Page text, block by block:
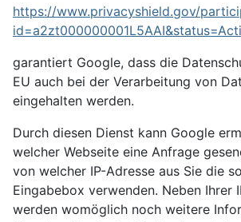
https://www.privacyshield.gov/
garantiert Google, dass die
EU auch bei der Verarbeitung von
eingehalten werden.
Durch diesen Dienst kann Google
welcher Webseite eine Anfrage
von welcher IP-Adresse aus Sie die
Eingabebox verwenden. Neben Ihrer
werden womöglich noch weitere